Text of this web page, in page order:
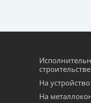
строительстве
На
На